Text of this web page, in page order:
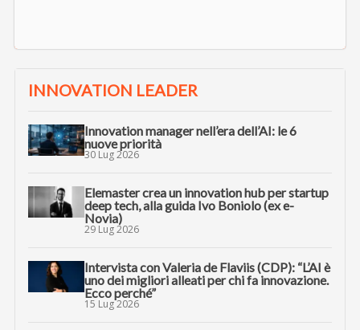
INNOVATION LEADER
Innovation manager nell’era dell’AI: le 6
nuove priorità
30 Lug 2026
Elemaster crea un innovation hub per startup
deep tech, alla guida Ivo Boniolo (ex e-
Novia)
29 Lug 2026
Intervista con Valeria de Flaviis (CDP): “L’AI è
uno dei migliori alleati per chi fa innovazione.
Ecco perché”
15 Lug 2026